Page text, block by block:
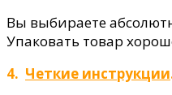
Вы выбираете
Упаковать товар
4. Четкие инструкции